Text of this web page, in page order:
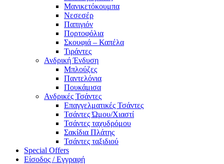
Μανικετόκουμπα
Νεσεσέρ
Παπιγιόν
Πορτοφόλια
Σκουφιά – Καπέλα
Τιράντες
Ανδρική Ένδυση
Μπλούζες
Παντελόνια
Πουκάμισα
Ανδρικές Τσάντες
Επαγγελματικές Τσάντες
Τσάντες Ώμου/Χιαστί
Τσάντες ταχυδρόμου
Σακίδια Πλάτης
Τσάντες ταξιδιού
Special Offers
Είσοδος / Εγγραφή